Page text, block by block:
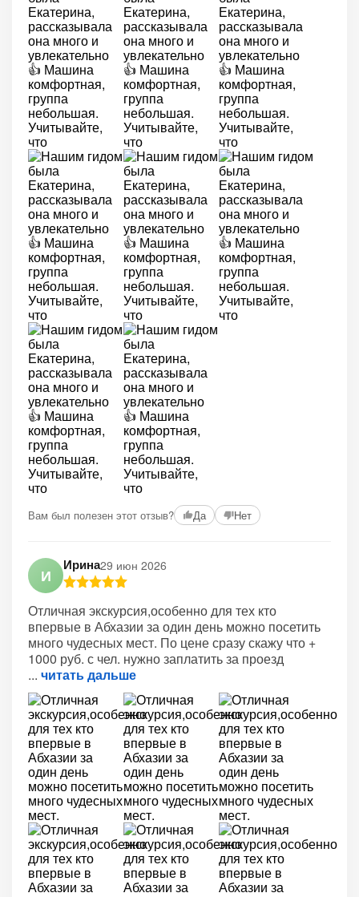
Вам был полезен этот отзыв? Да Нет
И
Ирина29 июн 2026
Отличная экскурсия,особенно для тех кто
впервые в Абхазии за один день можно посетить
много чудесных мест. По цене сразу скажу что +
1000 руб. с чел. нужно заплатить за проезд
читать дальше